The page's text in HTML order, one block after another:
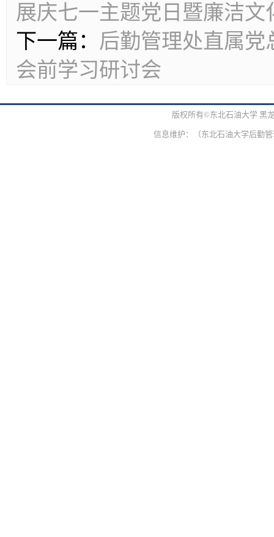
展庆七一主题党日暨廉洁文
下一篇： 后勤管理处直属
会前学习研讨会
版权所有©东北石油大学 黑
信息维护：（东北石油大学后勤